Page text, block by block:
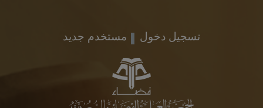
مستخدم جديد تسجيل دخول